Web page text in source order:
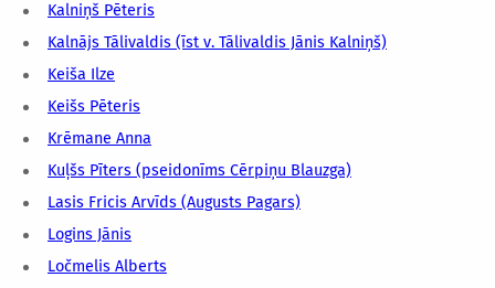
Kalniņš Pēteris
Kalnājs Tālivaldis (īst v. Tālivaldis Jānis Kalniņš)
Keiša Ilze
Keišs Pēteris
Krēmane Anna
Kuļšs Pīters (pseidonīms Cērpiņu Blauzga)
Lasis Fricis Arvīds (Augusts Pagars)
Logins Jānis
Ločmelis Alberts